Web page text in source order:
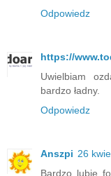
Odpowiedz
https://
Uwielbiam
bardzo ładny.
Odpowiedz
Anszpi 26
Bardzo lubię